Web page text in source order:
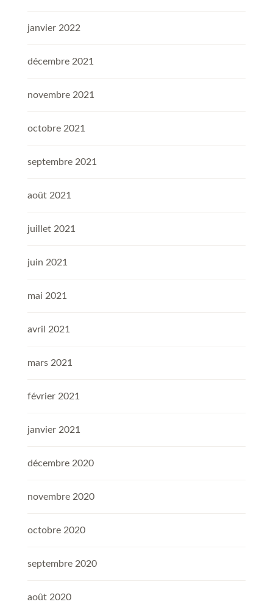
janvier 2022
décembre 2021
novembre 2021
octobre 2021
septembre 2021
août 2021
juillet 2021
juin 2021
mai 2021
avril 2021
mars 2021
février 2021
janvier 2021
décembre 2020
novembre 2020
octobre 2020
septembre 2020
août 2020